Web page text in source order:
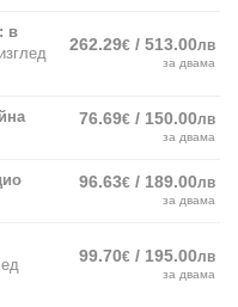
в
262.29€ / 513.00лв
за двама
76.69€ / 150.00лв
за двама
96.63€ / 189.00лв
за двама
99.70€ / 195.00лв
за двама